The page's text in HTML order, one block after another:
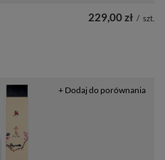
229,00 zł / szt.
+ Dodaj do porównania